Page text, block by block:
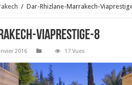
/ Dar-Rhizlane-Marrakech-
Viaprestige-8
2016 17 Vues